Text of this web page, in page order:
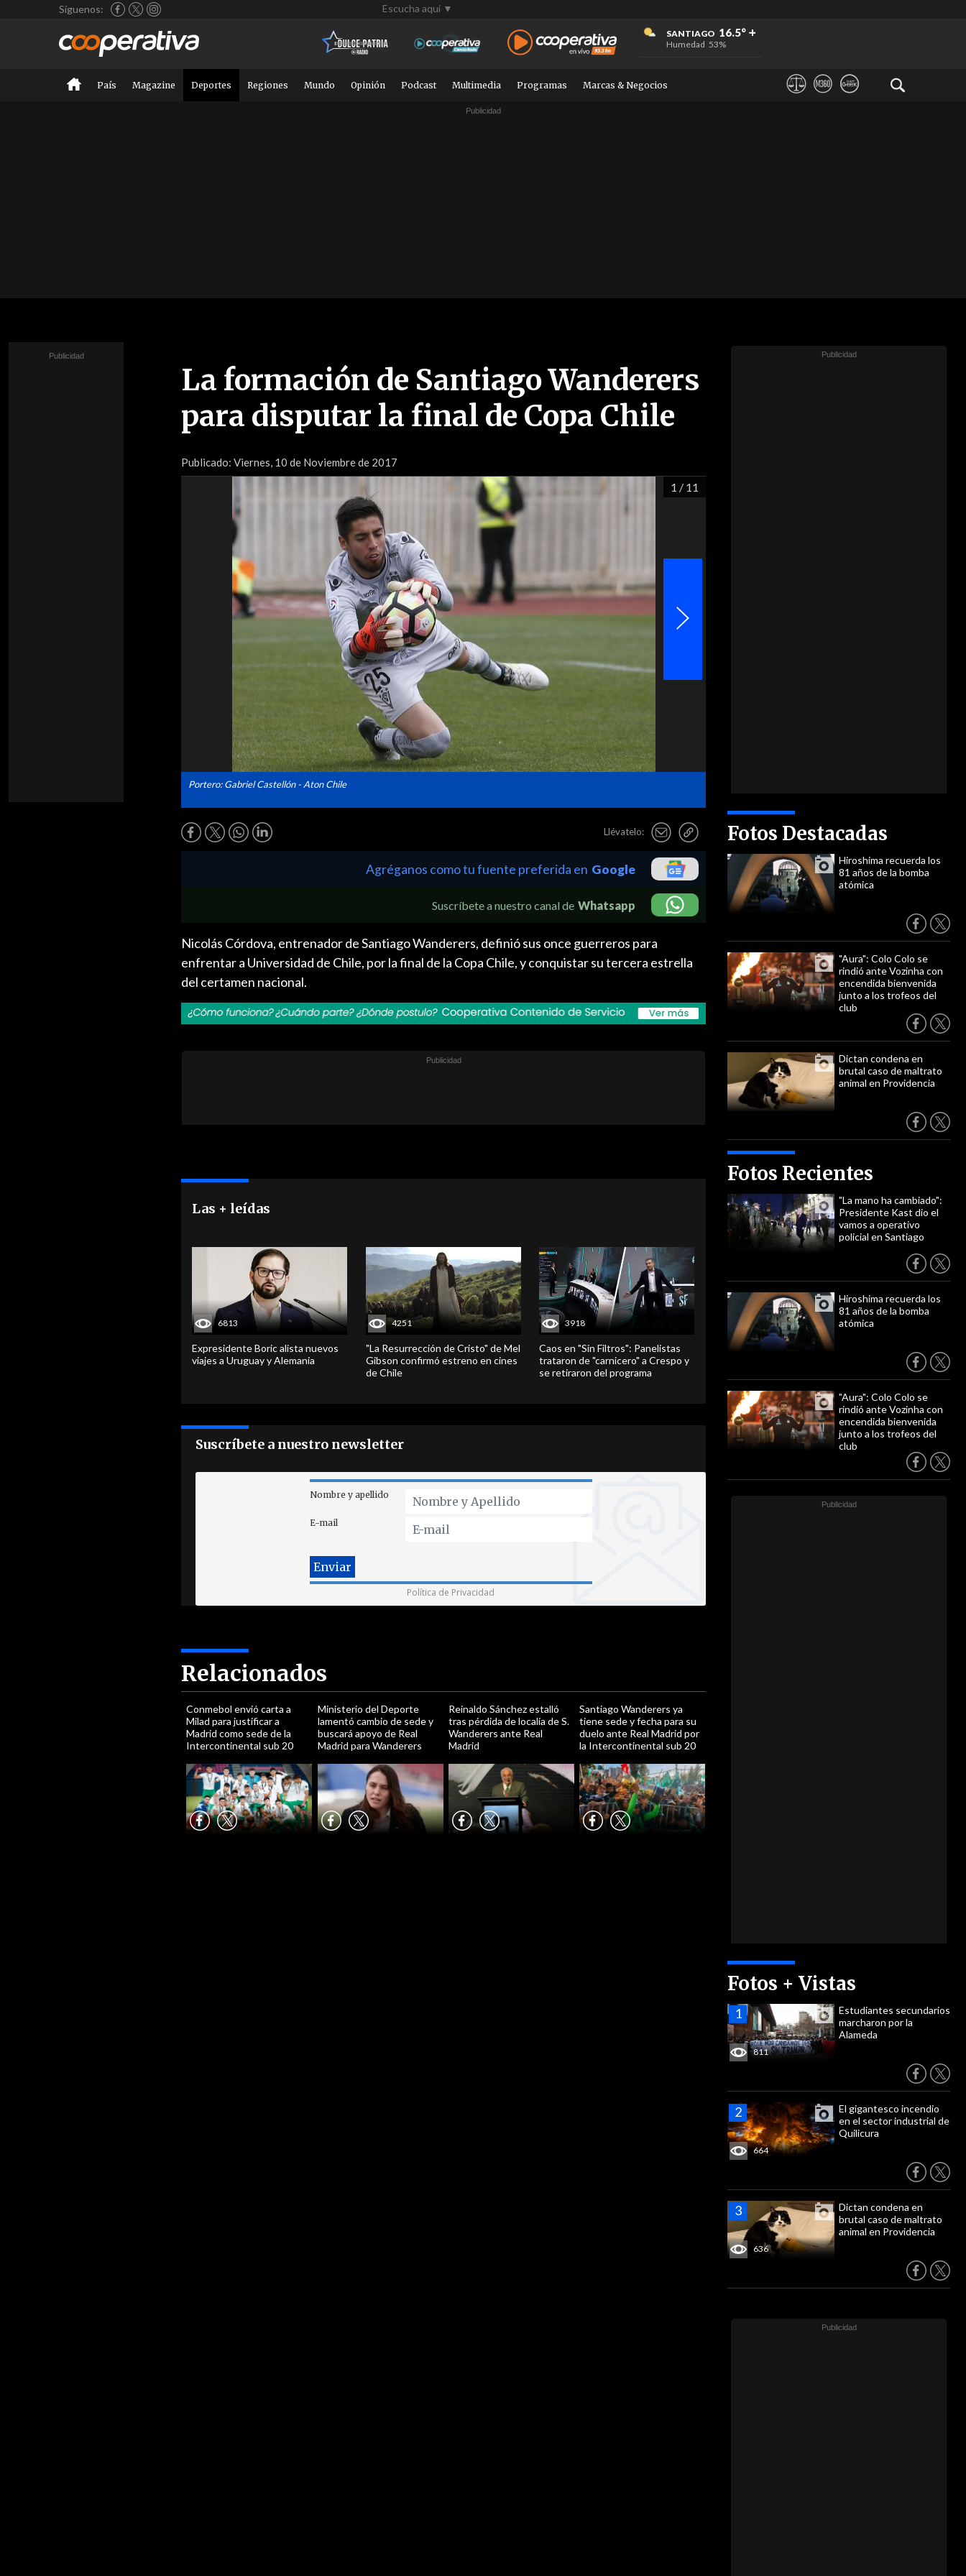
Síguenos: Escucha aquí ▼
SANTIAGO 16.5°
Humedad 53%
+
+
+
País Magazine Deportes Regiones Mundo Opinión Podcast Multimedia Programas Marcas & Negocios
La formación de Santiago Wanderers
para disputar la final de Copa Chile
Publicado: Viernes, 10 de Noviembre de 2017
1 / 11
Portero: Gabriel Castellón - Aton Chile
Llévatelo: Fotos Destacadas
Hiroshima recuerda los
81 años de la bomba
atómica
"Aura": Colo Colo se
rindió ante Vozinha con
encendida bienvenida
junto a los trofeos del
club
Dictan condena en
brutal caso de maltrato
animal en Providencia
Fotos Recientes
"La mano ha cambiado":
Presidente Kast dio el
vamos a operativo
policial en Santiago
Hiroshima recuerda los
81 años de la bomba
atómica
"Aura": Colo Colo se
rindió ante Vozinha con
encendida bienvenida
junto a los trofeos del
club
Fotos + Vistas
811
Estudiantes secundarios
marcharon por la
Alameda
664
El gigantesco incendio
en el sector industrial de
Quilicura
636
Dictan condena en
brutal caso de maltrato
animal en Providencia
Agréganos como tu fuente preferida en Google
Suscríbete a nuestro canal de Whatsapp
Nicolás Córdova, entrenador de Santiago Wanderers, definió sus once guerreros para
enfrentar a Universidad de Chile, por la final de la Copa Chile, y conquistar su tercera estrella
del certamen nacional.
Las + leídas
6813
Expresidente Boric alista nuevos
viajes a Uruguay y Alemania
4251
"La Resurrección de Cristo" de Mel
Gibson confirmó estreno en cines
de Chile
3918
Caos en "Sin Filtros": Panelistas
trataron de "carnicero" a Crespo y
se retiraron del programa
Suscríbete a nuestro newsletter
Nombre y apellido
E-mail
Política de Privacidad
Relacionados
Conmebol envió carta a
Milad para justificar a
Madrid como sede de la
Intercontinental sub 20
Ministerio del Deporte
lamentó cambio de sede y
buscará apoyo de Real
Madrid para Wanderers
Reinaldo Sánchez estalló
tras pérdida de localía de S.
Wanderers ante Real
Madrid
Santiago Wanderers ya
tiene sede y fecha para su
duelo ante Real Madrid por
la Intercontinental sub 20